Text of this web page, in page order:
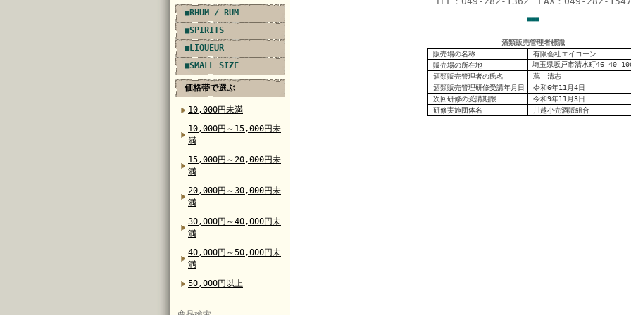
■RHUM / RUM
■SPIRITS
■LIQUEUR
■SMALL SIZE
価格帯で選ぶ
10,000円未満
10,000円～15,000円未
満
15,000円～20,000円未
満
20,000円～30,000円未
満
30,000円～40,000円未
満
40,000円～50,000円未
満
50,000円以上
■■■
酒類販売管理者標識
販売場の名称
有限会社エイコーン
販売場の所在地
埼玉県坂戸市清水町46-40-
酒類販売管理者の氏名
蔦 清志
酒類販売管理研修受講年月日
令和6年11月4日
次回研修の受講期限
令和9年11月3日
研修実施団体名
川越小売酒販組合